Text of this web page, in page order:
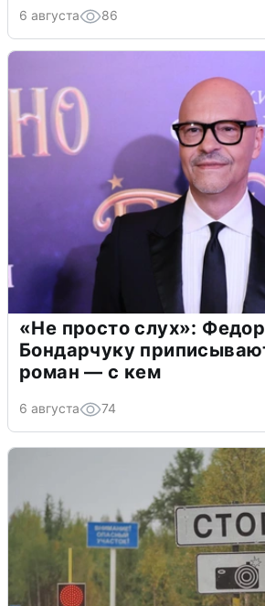
6 августа 86
«Не просто слух»:
Бондарчуку
роман — с кем
6 августа 74